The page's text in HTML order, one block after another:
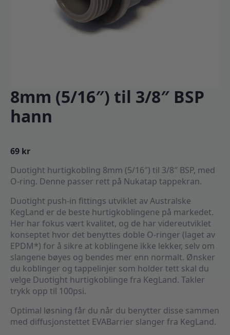
8mm (5/16″) til 3/8″ BSP
hann
69 kr
Duotight hurtigkobling 8mm (5/16″) til 3/8″ BSP, med
O-ring. Denne passer rett på Nukatap tappekran.
Duotight push-in fittings utviklet av Australske
KegLand er de beste hurtigkoblingene på markedet.
Her har fokus vært kvalitet, og de har videreutviklet
konseptet hvor det benyttes doble O-ringer (laget av
EPDM*) for å sikre at koblingene ikke lekker, selv om
slangene bøyes og bendes mer enn normalt. Ønsker
du koblinger og tappelinjer som holder tett skal du
velge Duotight hurtigkoblinge fra KegLand. Takler
trykk opp til 100psi.
Optimal løsning får du når du benytter disse sammen
med diffusjonstettet EVABarrier slanger fra KegLand.